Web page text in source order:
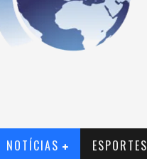
NOTÍCIAS ESPORTES